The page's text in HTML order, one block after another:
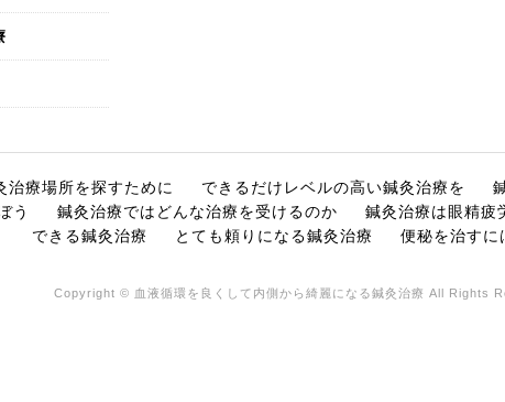
治療場所を探すために できるだけレベルの高い鍼灸治療を
う
鍼灸治療ではどんな治療を受けるのか 鍼灸治療は眼精疲
できる鍼灸治療
とても頼りになる鍼灸治療 便秘を治すに
Copyright © 血液循環を良くして内側から綺麗になる鍼灸治療 All Rights